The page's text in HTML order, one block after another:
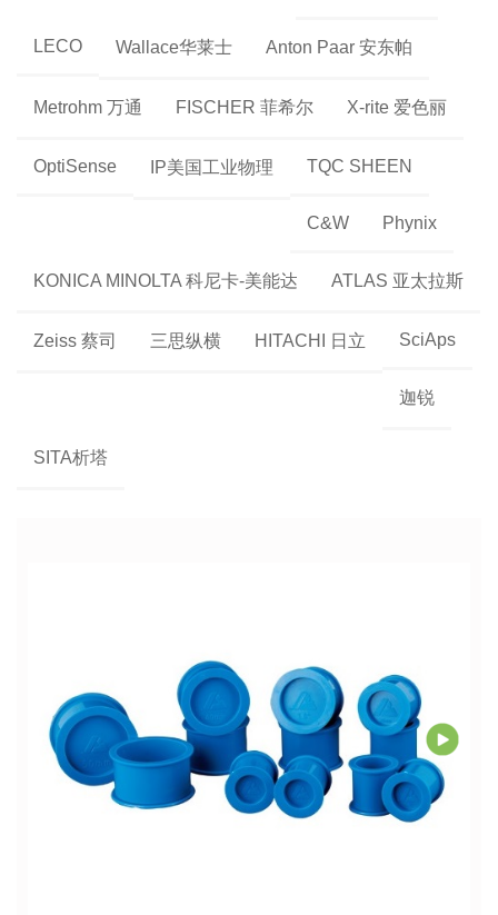
LECO Wallace华莱士 Anton Paar 安东帕
Metrohm 万通 FISCHER 菲希尔 X-rite 爱色丽
OptiSense IP美国工业物理 TQC SHEEN
C&W Phynix
KONICA MINOLTA 科尼卡-美能达 ATLAS 亚太拉斯
Zeiss 蔡司 三思纵横 HITACHI 日立 SciAps
迦锐
SITA析塔